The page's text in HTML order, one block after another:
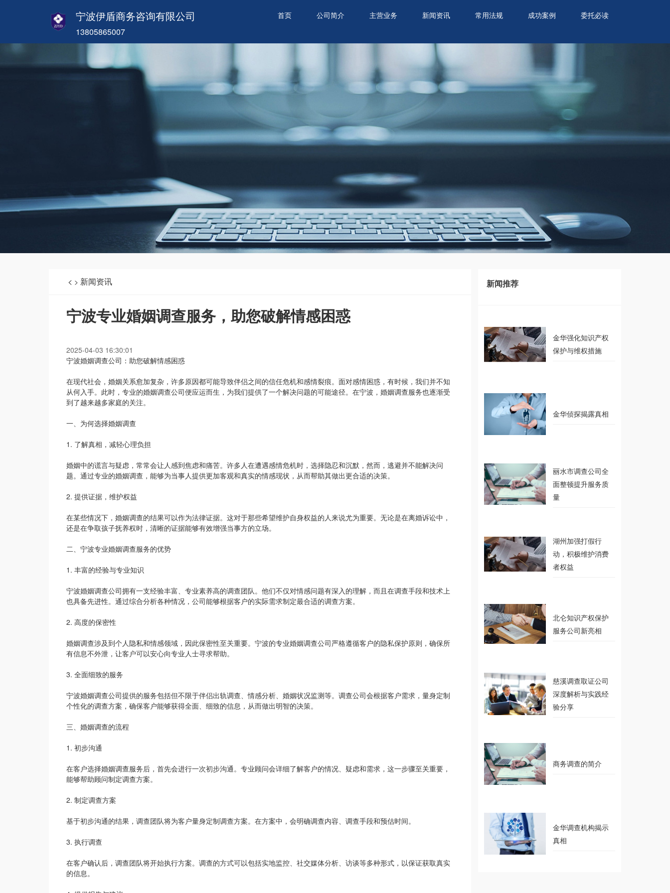
宁波伊盾商务咨询有限公司
13805865007
首页 公司简介 主营业务 新闻资讯 常用法规 成功案例 委托必读
< > 新闻资讯
宁波专业婚姻调查服务，助您破解情感困惑
2025-04-03 16:30:01
宁波婚姻调查公司：助您破解情感困惑
在现代社会，婚姻关系愈加复杂，许多原因都可能导致伴侣之间的信任危机和感情裂痕。面对感情困惑，有时候，我们并不知
从何入手。此时，专业的婚姻调查公司便应运而生，为我们提供了一个解决问题的可能途径。在宁波，婚姻调查服务也逐渐受
到了越来越多家庭的关注。
一、为何选择婚姻调查
1. 了解真相，减轻心理负担
婚姻中的谎言与疑虑，常常会让人感到焦虑和痛苦。许多人在遭遇感情危机时，选择隐忍和沉默，然而，逃避并不能解决问
题。通过专业的婚姻调查，能够为当事人提供更加客观和真实的情感现状，从而帮助其做出更合适的决策。
2. 提供证据，维护权益
在某些情况下，婚姻调查的结果可以作为法律证据。这对于那些希望维护自身权益的人来说尤为重要。无论是在离婚诉讼中，
还是在争取孩子抚养权时，清晰的证据能够有效增强当事方的立场。
二、宁波专业婚姻调查服务的优势
1. 丰富的经验与专业知识
宁波婚姻调查公司拥有一支经验丰富、专业素养高的调查团队。他们不仅对情感问题有深入的理解，而且在调查手段和技术上
也具备先进性。通过综合分析各种情况，公司能够根据客户的实际需求制定最合适的调查方案。
2. 高度的保密性
婚姻调查涉及到个人隐私和情感领域，因此保密性至关重要。宁波的专业婚姻调查公司严格遵循客户的隐私保护原则，确保所
有信息不外泄，让客户可以安心向专业人士寻求帮助。
3. 全面细致的服务
宁波婚姻调查公司提供的服务包括但不限于伴侣出轨调查、情感分析、婚姻状况监测等。调查公司会根据客户需求，量身定制
个性化的调查方案，确保客户能够获得全面、细致的信息，从而做出明智的决策。
三、婚姻调查的流程
1. 初步沟通
在客户选择婚姻调查服务后，首先会进行一次初步沟通。专业顾问会详细了解客户的情况、疑虑和需求，这一步骤至关重要，
能够帮助顾问制定调查方案。
2. 制定调查方案
基于初步沟通的结果，调查团队将为客户量身定制调查方案。在方案中，会明确调查内容、调查手段和预估时间。
3. 执行调查
在客户确认后，调查团队将开始执行方案。调查的方式可以包括实地监控、社交媒体分析、访谈等多种形式，以保证获取真实
的信息。
新闻推荐
金华强化知识产权
保护与维权措施
金华侦探揭露真相
丽水市调查公司全
面整顿提升服务质
量
湖州加强打假行
动，积极维护消费
者权益
北仑知识产权保护
服务公司新亮相
慈溪调查取证公司
深度解析与实践经
验分享
商务调查的简介
金华调查机构揭示
真相